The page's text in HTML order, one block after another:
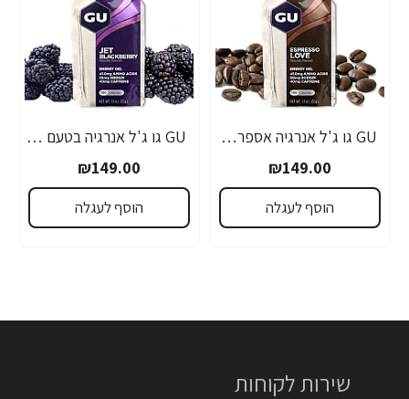
GU גו ג'ל אנרגיה אספרסו 32 גרם - 24 יחידות
₪149.00
הוסף לעגלה
GU גו ג'ל אנרגיה בטעם פטל שחור 32 גרם - 24 יחידות
₪149.00
הוסף לעגלה
שירות לקוחות